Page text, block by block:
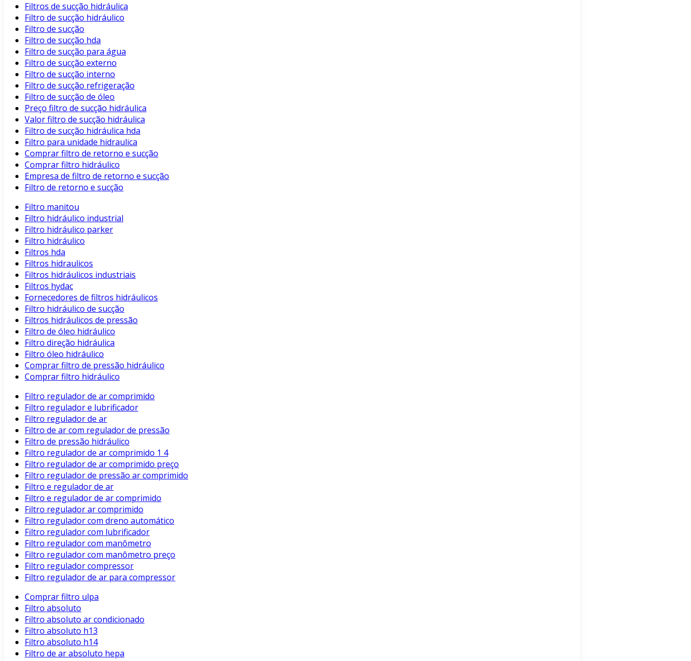
Filtros de sucção hidráulica
Filtro de sucção hidráulico
Filtro de sucção
Filtro de sucção hda
Filtro de sucção para água
Filtro de sucção externo
Filtro de sucção interno
Filtro de sucção refrigeração
Filtro de sucção de óleo
Preço filtro de sucção hidráulica
Valor filtro de sucção hidráulica
Filtro de sucção hidráulica hda
Filtro para unidade hidraulica
Comprar filtro de retorno e sucção
Comprar filtro hidráulico
Empresa de filtro de retorno e sucção
Filtro de retorno e sucção
Filtro manitou
Filtro hidráulico industrial
Filtro hidráulico parker
Filtro hidráulico
Filtros hda
Filtros hidraulicos
Filtros hidráulicos industriais
Filtros hydac
Fornecedores de filtros hidráulicos
Filtro hidráulico de sucção
Filtros hidráulicos de pressão
Filtro de óleo hidráulico
Filtro direção hidráulica
Filtro óleo hidráulico
Comprar filtro de pressão hidráulico
Comprar filtro hidráulico
Filtro regulador de ar comprimido
Filtro regulador e lubrificador
Filtro regulador de ar
Filtro de ar com regulador de pressão
Filtro de pressão hidráulico
Filtro regulador de ar comprimido 1 4
Filtro regulador de ar comprimido preço
Filtro regulador de pressão ar comprimido
Filtro e regulador de ar
Filtro e regulador de ar comprimido
Filtro regulador ar comprimido
Filtro regulador com dreno automático
Filtro regulador com lubrificador
Filtro regulador com manômetro
Filtro regulador com manômetro preço
Filtro regulador compressor
Filtro regulador de ar para compressor
Comprar filtro ulpa
Filtro absoluto
Filtro absoluto ar condicionado
Filtro absoluto h13
Filtro absoluto h14
Filtro de ar absoluto hepa